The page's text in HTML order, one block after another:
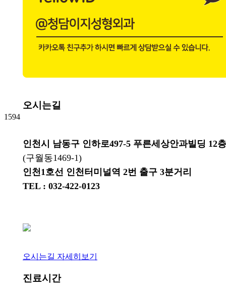
1594
오시는길
인천시 남동구 인하로497-5 푸른세상안과빌딩 12층
(구월동1469-1)
인천1호선 인천터미널역 2번 출구 3분거리
TEL : 032-422-0123
오시는길 자세히보기
진료시간